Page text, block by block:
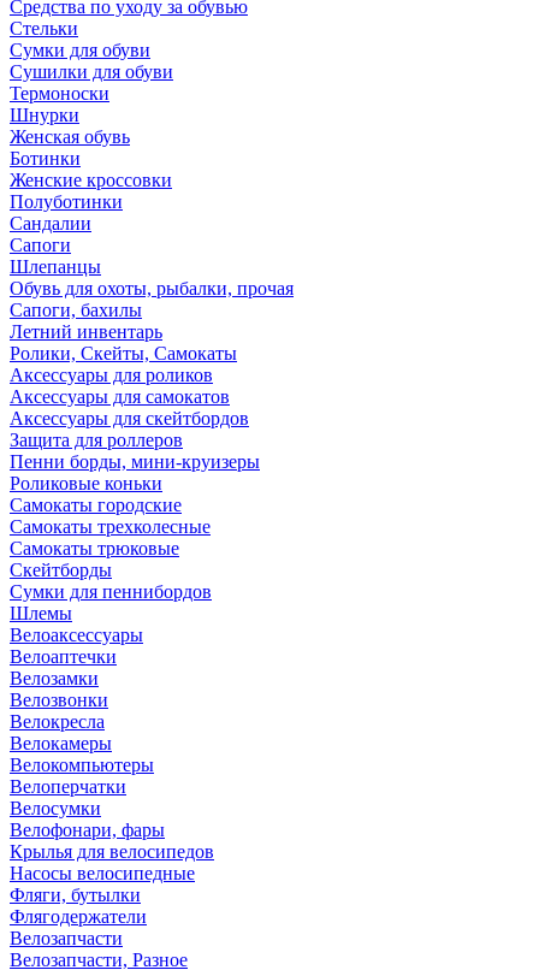
Средства по уходу за обувью
Стельки
Сумки для обуви
Сушилки для обуви
Термоноски
Шнурки
Женская обувь
Ботинки
Женские кроссовки
Полуботинки
Сандалии
Сапоги
Шлепанцы
Обувь для охоты, рыбалки, прочая
Сапоги, бахилы
Летний инвентарь
Ролики, Скейты, Самокаты
Аксессуары для роликов
Аксессуары для самокатов
Аксессуары для скейтбордов
Защита для роллеров
Пенни борды, мини-круизеры
Роликовые коньки
Самокаты городские
Самокаты трехколесные
Самокаты трюковые
Скейтборды
Сумки для пеннибордов
Шлемы
Велоаксессуары
Велоаптечки
Велозамки
Велозвонки
Велокресла
Велокамеры
Велокомпьютеры
Велоперчатки
Велосумки
Велофонари, фары
Крылья для велосипедов
Насосы велосипедные
Фляги, бутылки
Флягодержатели
Велозапчасти
Велозапчасти, Разное